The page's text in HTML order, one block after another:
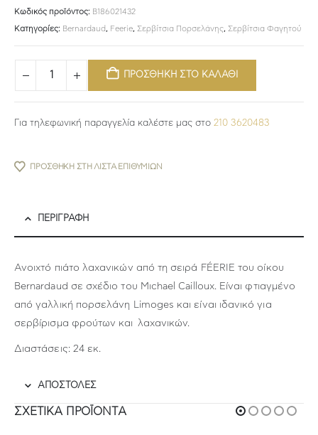
Κωδικός προϊόντος: B186021432
Κατηγορίες: Bernardaud, Feerie, Σερβίτσια Πορσελάνης, Σερβίτσια Φαγητού
ΠΡΟΣΘΗΚΗ ΣΤΟ ΚΑΛΑΘΙ
Για τηλεφωνική παραγγελία καλέστε μας στο 210 3620483
ΠΡΟΣΘΉΚΗ ΣΤΗ ΛΊΣΤΑ ΕΠΙΘΥΜΙΏΝ
ΠΕΡΙΓΡΑΦΉ
Ανοιχτό πιάτο λαχανικών από τη σειρά FÉERIE του οίκου
Bernardaud σε σχέδιο του Μιchael Cailloux. Είναι φτιαγμένο
από γαλλική πορσελάνη Limoges και είναι ιδανικό για
σερβίρισμα φρούτων και λαχανικών.
Διαστάσεις: 24 εκ.
ΑΠΟΣΤΟΛΕΣ
ΣΧΕΤΙΚΆ ΠΡΟΪΌΝΤΑ